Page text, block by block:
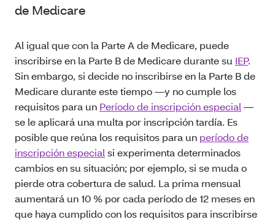
de Medicare
Al igual que con la Parte A de Medicare, puede
inscribirse en la Parte B de Medicare durante su IEP.
Sin embargo, si decide no inscribirse en la Parte B de
Medicare durante este tiempo —y no cumple los
requisitos para un Período de inscripción especial —
se le aplicará una multa por inscripción tardía. Es
posible que reúna los requisitos para un período de
inscripción especial si experimenta determinados
cambios en su situación; por ejemplo, si se muda o
pierde otra cobertura de salud. La prima mensual
aumentará un 10 % por cada período de 12 meses en
que haya cumplido con los requisitos para inscribirse